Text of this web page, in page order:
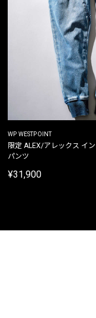
WP WESTPOINT
限定 ALEX/アレックス イ
パンツ
¥31,900